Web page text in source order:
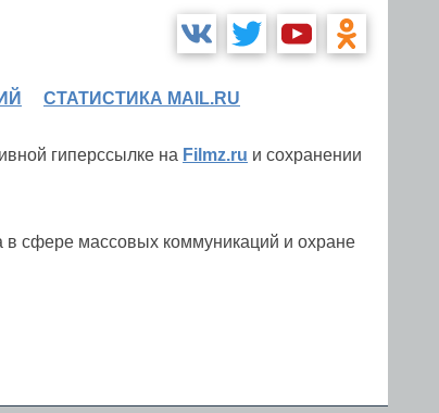
СТАТИСТИКА MAIL.RU
гиперссылке на Filmz.ru и сохранении
в сфере массовых коммуникаций и охране